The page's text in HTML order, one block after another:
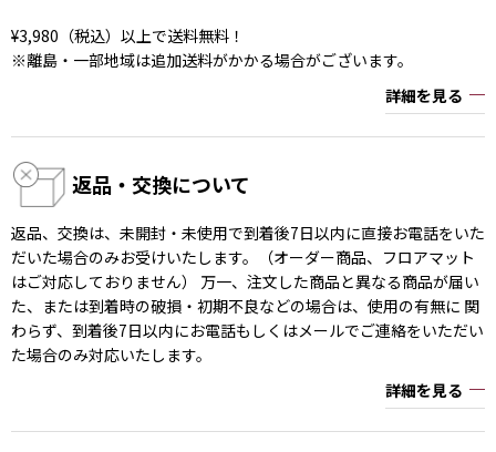
¥3,980（税込）以上で送料無料！
※離島・一部地域は追加送料がかかる場合がございます。
詳細を見る
返品・交換について
返品、交換は、未開封・未使用で到着後7日以内に直接お電話をいた
だいた場合のみお受けいたします。（オーダー商品、フロアマット
はご対応しておりません） 万一、注文した商品と異なる商品が届い
た、または到着時の破損・初期不良などの場合は、使用の有無に 関
わらず、到着後7日以内にお電話もしくはメールでご連絡をいただい
た場合のみ対応いたします。
詳細を見る